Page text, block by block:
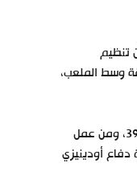
تنظيم
وسط الملعب،
كان له رأي آخر. في الدقيقة 39، ومن عمل
أودينيزي